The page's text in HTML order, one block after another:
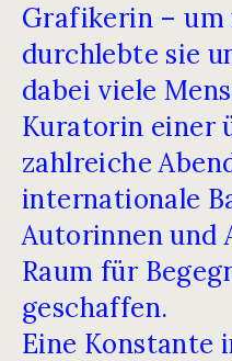
Grafikerin – um
durchlebte sie
dabei viele
Kuratorin einer
zahlreiche
internationale
Autorinnen und
Raum für
geschaffen.
Eine Konstante